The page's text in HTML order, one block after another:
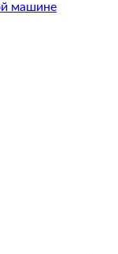
машине